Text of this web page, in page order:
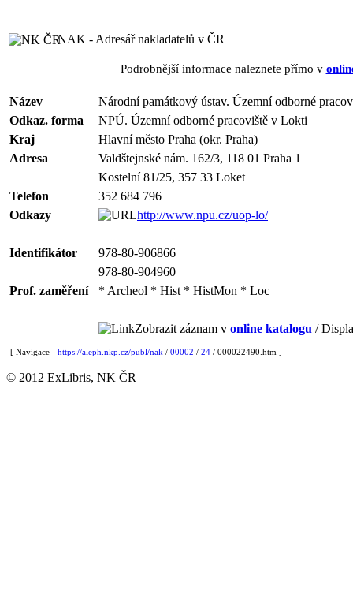
NAK - Adresář nakladatelů v ČR
Podrobnější informace naleznete přímo v
Název
Národní památkový ústav. Územní odborné
Odkaz. forma
NPÚ. Územní odborné pracoviště v Lokti
Kraj
Hlavní město Praha (okr. Praha)
Adresa
Valdštejnské nám. 162/3, 118 01 Praha 1
Kostelní 81/25, 357 33 Loket
Telefon
352 684 796
Odkazy
http://www.npu.cz/uop-lo/
Identifikátor
978-80-906866
978-80-904960
Prof. zaměření
* Archeol * Hist * HistMon * Loc
Zobrazit záznam v online katalogu /
[ Navigace - https://aleph.nkp.cz/publ/nak / 00002 / 24 / 000022490.htm ]
© 2012 ExLibris, NK ČR